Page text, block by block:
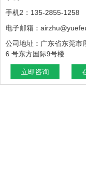
手机2：135-2855-1258
电子邮箱：
公司地址：广东省东莞市
6 号东方国际9号楼
立即咨询